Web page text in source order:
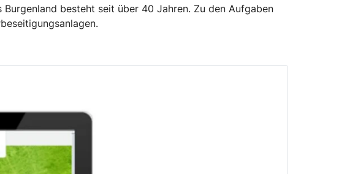
besteht seit über 40 Jahren. Zu den Aufgaben